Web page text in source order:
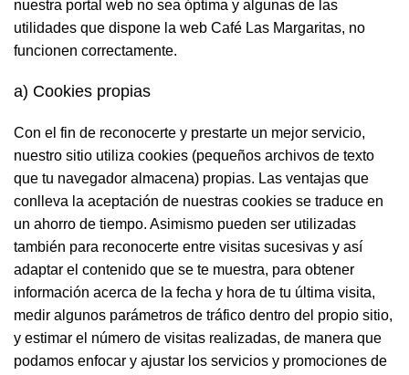
nuestra portal web no sea óptima y algunas de las
utilidades que dispone la web Café Las Margaritas, no
funcionen correctamente.
a) Cookies propias
Con el fin de reconocerte y prestarte un mejor servicio,
nuestro sitio utiliza cookies (pequeños archivos de texto
que tu navegador almacena) propias. Las ventajas que
conlleva la aceptación de nuestras cookies se traduce en
un ahorro de tiempo. Asimismo pueden ser utilizadas
también para reconocerte entre visitas sucesivas y así
adaptar el contenido que se te muestra, para obtener
información acerca de la fecha y hora de tu última visita,
medir algunos parámetros de tráfico dentro del propio sitio,
y estimar el número de visitas realizadas, de manera que
podamos enfocar y ajustar los servicios y promociones de